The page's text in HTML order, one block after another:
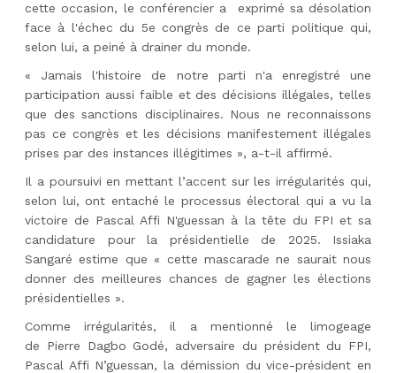
cette occasion, le conférencier a exprimé sa désolation
face à l'échec du 5e congrès de ce parti politique qui,
selon lui, a peiné à drainer du monde.
« Jamais l'histoire de notre parti n'a enregistré une
participation aussi faible et des décisions illégales, telles
que des sanctions disciplinaires. Nous ne reconnaissons
pas ce congrès et les décisions manifestement illégales
prises par des instances illégitimes », a-t-il affirmé.
Il a poursuivi en mettant l’accent sur les irrégularités qui,
selon lui, ont entaché le processus électoral qui a vu la
victoire de Pascal Affi N'guessan à la tête du FPI et sa
candidature pour la présidentielle de 2025. Issiaka
Sangaré estime que « cette mascarade ne saurait nous
donner des meilleures chances de gagner les élections
présidentielles ».
Comme irrégularités, il a mentionné le limogeage
de Pierre Dagbo Godé, adversaire du président du FPI,
Pascal Affi N’guessan, la démission du vice-président en